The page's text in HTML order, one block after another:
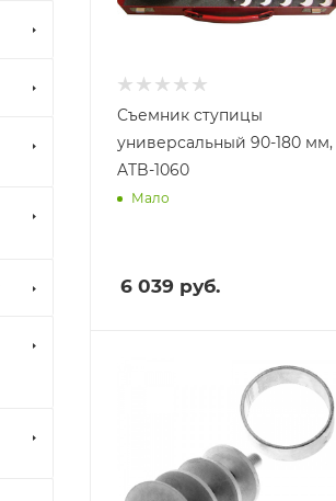
Съемник ступицы
универсальный 90-180 мм,
ATB-1060
Мало
6 039 руб.